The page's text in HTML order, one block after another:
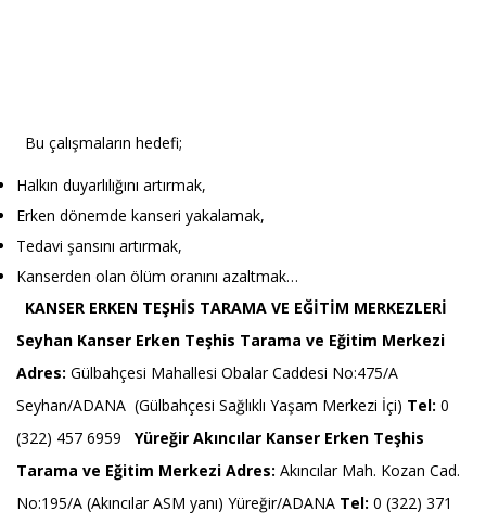
Bu çalışmaların hedefi;
Halkın duyarlılığını artırmak,
Erken dönemde kanseri yakalamak,
Tedavi şansını artırmak,
Kanserden olan ölüm oranını azaltmak…
KANSER ERKEN TEŞHİS TARAMA VE EĞİTİM MERKEZLERİ
Seyhan Kanser Erken Teşhis Tarama ve Eğitim Merkezi
Adres: Gülbahçesi Mahallesi Obalar Caddesi No:475/A
Seyhan/ADANA (Gülbahçesi Sağlıklı Yaşam Merkezi İçi) Tel: 0
(322) 457 6959 Yüreğir Akıncılar Kanser Erken Teşhis
Tarama ve Eğitim Merkezi Adres: Akıncılar Mah. Kozan Cad.
No:195/A (Akıncılar ASM yanı) Yüreğir/ADANA Tel: 0 (322) 371